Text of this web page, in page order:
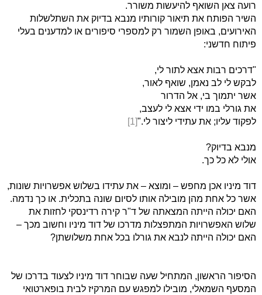
רועה צאן השואף להיעשות משורר.
השיר הפותח את תיאור קורותיו מנבא בדיוק את השתלשלות
האירועים, באופן השמור רק למספרי סיפורים או למדענים בעלי
פיתוח חדשני:
"דרכים רבות אצא לתור לי,
לבקש לי לב נאמן, שואף לאור,
אשר יתמוך בי, אל הדרור
את גורלי במו ידי אצא לי לעצב,
לפקוד עליו; את עתידי ליצור לי."[1]
מנבא בדיוק?
אולי לא כל כך.
דוד מיניו אכן מחפש – ומוצא – את עתידו בשלוש אפשרויות שונות,
אשר כל אחת מהן מובילה אותו לסיום שונה בתכלית. או כך נדמה.
האם יכולה הייתה המצאתה של ד"ר קירה רדינסקי לחזות את
שלוש האפשרויות המתפצלות מדרכו של דוד מיניו וחשוב מכך –
האם יכולה הייתה לנבא את גורלו בכל אחת משלושתן?
הסיפור הראשון, המתחיל שעה שבוחר דוד מיניו לצעוד בדרכו של
המסעף השמאלי, מובילו למפגש עם המרקיז לבית בופארטואי